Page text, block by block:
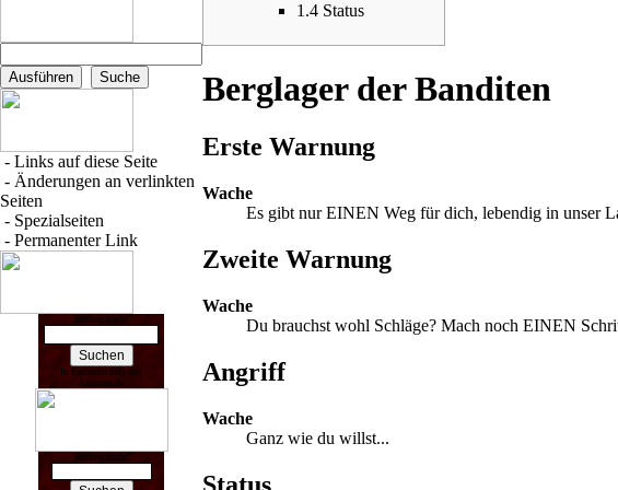
- Links auf diese Seite
- Änderungen an verlinkten
Seiten
- Spezialseiten
- Permanenter Link
Suchen nach:
In Partnerschaft mit
Amazon.de
Suchen nach:
1.4 Status
Berglager der Banditen
Erste Warnung
Wache
Es gibt nur EINEN Weg für dich, lebendig in unser
Zweite Warnung
Wache
Du brauchst wohl Schläge? Mach noch EINEN
Angriff
Wache
Ganz wie du willst...